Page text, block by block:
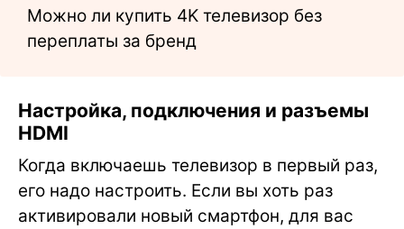
Можно ли купить 4K телевизор без
переплаты за бренд
Настройка, подключения и разъемы
HDMI
Когда включаешь телевизор в первый раз,
его надо настроить. Если вы хоть раз
активировали новый смартфон, для вас